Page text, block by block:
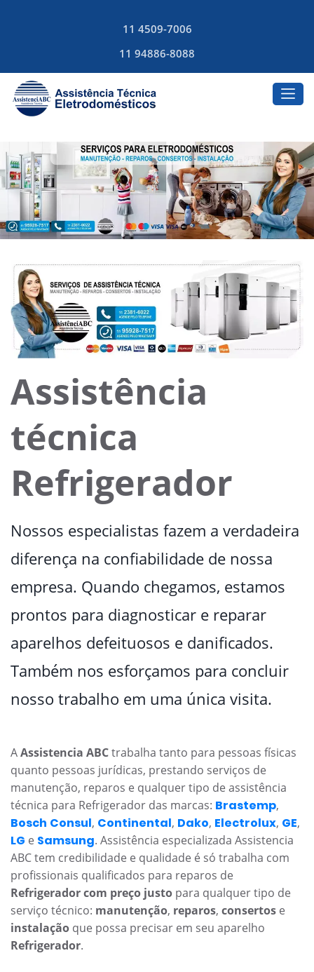
11 4509-7006
11 94886-8088
Assistência
técnica
Refrigerador
Nossos especialistas fazem a verdadeira
diferença na confiabilidade de nossa
empresa. Quando chegamos, estamos
prontos para diagnosticar e reparar
aparelhos defeituosos e danificados.
Também nos esforçamos para concluir
nosso trabalho em uma única visita.
AAssistencia ABCtrabalha tanto para pessoas físicas
quanto pessoas jurídicas, prestando serviços de
manutenção, reparos e qualquer tipo de assistência
técnica para Refrigerador das marcas: Brastemp,
Bosch Consul, Continental, Dako, Electrolux, GE,
LG e Samsung. Assistência especializada Assistencia
ABC tem credibilidade e qualidade é só trabalha com
profissionais qualificados para reparos de
Refrigerador com preço justo para qualquer tipo de
serviço técnico: manutenção, reparos, consertos e
instalação que possa precisar em seu aparelho
Refrigerador.